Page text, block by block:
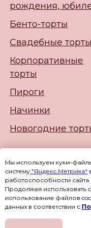
рождения,
Бенто-торты
Свадебные торты
Корпоративные
торты
Пироги
Начинки
Новогодние
Мы используем куки-
систему "Яндекс.Метрика"
работоспособности сайта.
Продолжая использовать
использование файлов
данных в соответствии с